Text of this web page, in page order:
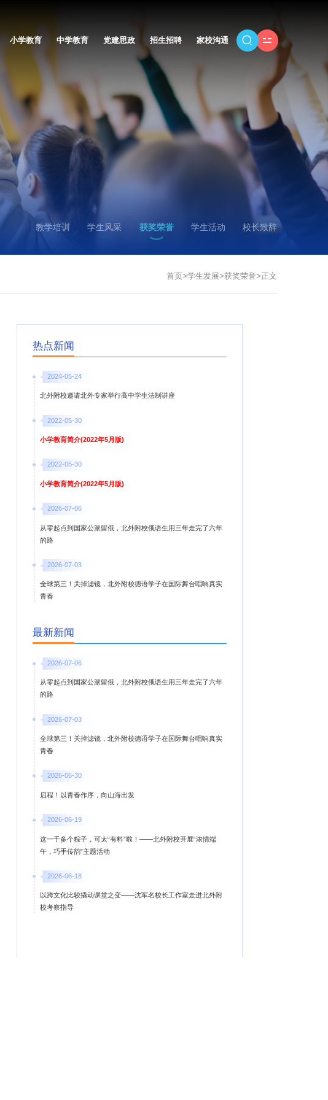
小学教育 中学教育 党建思政 招生招聘 家校沟通
教学培训 学生风采 获奖荣誉 学生活动 校长致辞
首页>学生发展>获奖荣誉>正文
热点新闻
2024-05-24
北外附校邀请北外专家举行高中学生法制讲座
2022-05-30
小学教育简介(2022年5月版)
2022-05-30
小学教育简介(2022年5月版)
2026-07-06
从零起点到国家公派留俄，北外附校俄语生用三年走完了六年
的路
2026-07-03
全球第三！关掉滤镜，北外附校德语学子在国际舞台唱响真实
青春
最新新闻
2026-07-06
从零起点到国家公派留俄，北外附校俄语生用三年走完了六年
的路
2026-07-03
全球第三！关掉滤镜，北外附校德语学子在国际舞台唱响真实
青春
2026-06-30
启程！以青春作序，向山海出发
2026-06-19
这一千多个粽子，可太“有料”啦！——北外附校开展“浓情端
午，巧手传韵”主题活动
2026-06-18
以跨文化比较撬动课堂之变——沈军名校长工作室走进北外附
校考察指导